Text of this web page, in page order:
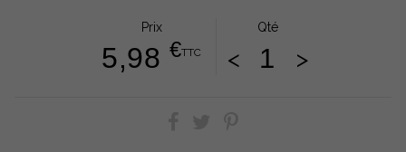
Prix
5,98 €TTC
Qté
< >